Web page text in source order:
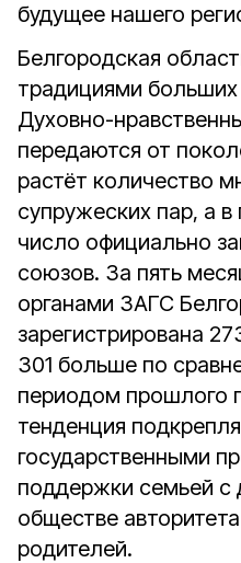
будущее нашего
Белгородская
традициями
Духовно-
передаются от
растёт количество
супружеских пар, а
число официально
союзов. За пять
органами ЗАГС
зарегистрирована
301 больше по
периодом прошлого
тенденция
государственными
поддержки семьей с
обществе
родителей.